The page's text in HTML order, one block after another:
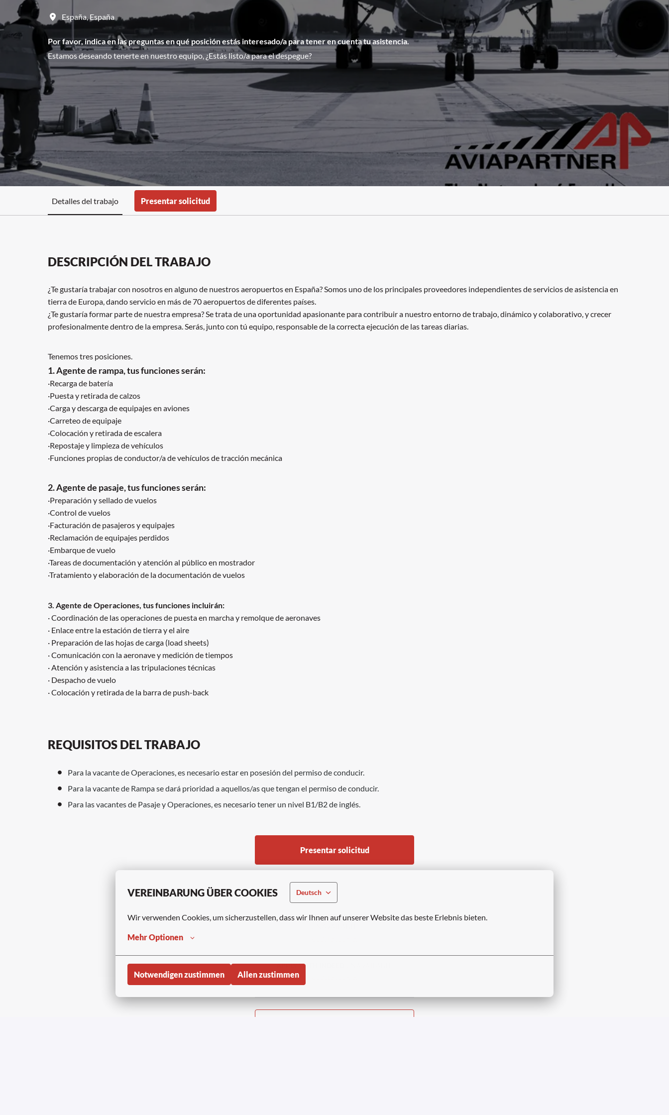
VEREINBARUNG ÜBER COOKIES Deutsch
Wir verwenden Cookies, um sicherzustellen, dass wir Ihnen auf unserer Website das beste Erlebnis bieten.
Mehr Optionen
Notwendigen zustimmen Allen zustimmen
España, España
Por favor, indica en las preguntas en qué posición estás interesado/a para tener en cuenta tu asistencia.
Estamos deseando tenerte en nuestro equipo, ¿Estás listo/a para el despegue?
Detalles del trabajo Presentar solicitud
DESCRIPCIÓN DEL TRABAJO
¿Te gustaría trabajar con nosotros en alguno de nuestros aeropuertos en España? Somos uno de los principales proveedores independientes de servicios de asistencia en
tierra de Europa, dando servicio en más de 70 aeropuertos de diferentes países.
¿Te gustaría formar parte de nuestra empresa? Se trata de una oportunidad apasionante para contribuir a nuestro entorno de trabajo, dinámico y colaborativo, y crecer
profesionalmente dentro de la empresa. Serás, junto con tú equipo, responsable de la correcta ejecución de las tareas diarias.
Tenemos tres posiciones.
1. Agente de rampa, tus funciones serán:
·Recarga de batería
·Puesta y retirada de calzos
·Carga y descarga de equipajes en aviones
·Carreteo de equipaje
·Colocación y retirada de escalera
·Repostaje y limpieza de vehículos
·Funciones propias de conductor/a de vehículos de tracción mecánica
2. Agente de pasaje, tus funciones serán:
·Preparación y sellado de vuelos
·Control de vuelos
·Facturación de pasajeros y equipajes
·Reclamación de equipajes perdidos
·Embarque de vuelo
·Tareas de documentación y atención al público en mostrador
·Tratamiento y elaboración de la documentación de vuelos
3. Agente de Operaciones, tus funciones incluirán:
· Coordinación de las operaciones de puesta en marcha y remolque de aeronaves
· Enlace entre la estación de tierra y el aire
· Preparación de las hojas de carga (load sheets)
· Comunicación con la aeronave y medición de tiempos
· Atención y asistencia a las tripulaciones técnicas
· Despacho de vuelo
· Colocación y retirada de la barra de push-back
REQUISITOS DEL TRABAJO
Para la vacante de Operaciones, es necesario estar en posesión del permiso de conducir.
Para la vacante de Rampa se dará prioridad a aquellos/as que tengan el permiso de conducir.
Para las vacantes de Pasaje y Operaciones, es necesario tener un nivel B1/B2 de inglés.
Presentar solicitud
o
APPLY WITH LINKEDIN
APPLY WITH INDEED